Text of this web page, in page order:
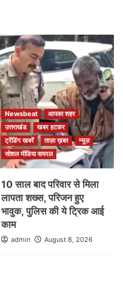
Newsbeat
आपका शहर
उत्तराखंड
खबर हटकर
ट्रेंडिंग खबरें
ताज़ा ख़बर
न्यूज़
सोशल मीडिया वायरल
10 साल बाद परिवार से मिला
लापता शख्स, परिजन हुए
भावुक, पुलिस की ये ट्रिक आई
काम
admin August 8, 2026